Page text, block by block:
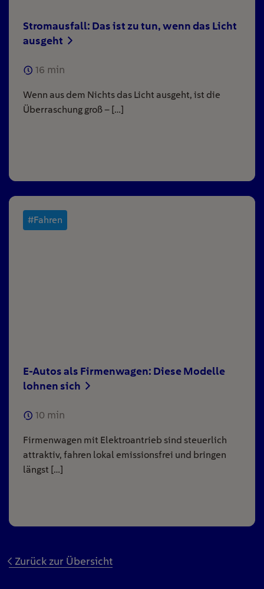
Stromausfall: Das ist zu tun, wenn das Licht
ausgeht
16 min
Wenn aus dem Nichts das Licht ausgeht, ist die
Überraschung groß – […]
#Fahren
E-Autos als Firmenwagen: Diese Modelle
lohnen sich
10 min
Firmenwagen mit Elektroantrieb sind steuerlich
attraktiv, fahren lokal emissionsfrei und bringen
längst […]
Zurück zur Übersicht